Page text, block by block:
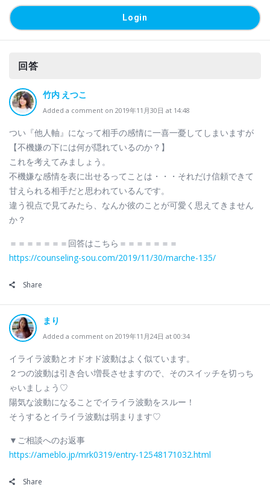
回答
竹内 えつこ
Added a comment on 2019年11月30日 at 14:48
つい『他人軸』になって相手の感情に一喜一憂してしまいますが
【不機嫌の下には何が隠れているのか？】
これを考えてみましょう。
不機嫌な感情を表に出せるってことは・・・それだけ信頼できて
甘えられる相手だと思われているんです。
違う視点で見てみたら、なんか彼のことが可愛く思えてきません
か？
＝＝＝＝＝＝＝回答はこちら＝＝＝＝＝＝＝
https://counseling-sou.com/2019/11/30/marche-135/
Share
まり
Added a comment on 2019年11月24日 at 00:34
イライラ波動とオドオド波動はよく似ています。
２つの波動は引き合い増長させますので、そのスイッチを切っち
ゃいましょう♡
陽気な波動になることでイライラ波動をスルー！
そうするとイライラ波動は弱まります♡
▼ご相談へのお返事
https://ameblo.jp/mrk0319/entry-12548171032.html
Share